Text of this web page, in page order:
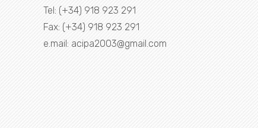
Tel: (+34) 918 923 291
Fax: (+34) 918 923 291
e.mail: acipa2003@gmail.com